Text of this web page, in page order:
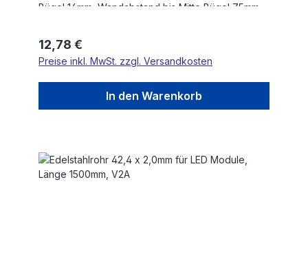
Bügel 14mm, Wandabstand bis Mitte Bügel 75mm,
Regulärer Preis:
12,78 €
Preise inkl. MwSt. zzgl. Versandkosten
In den Warenkorb